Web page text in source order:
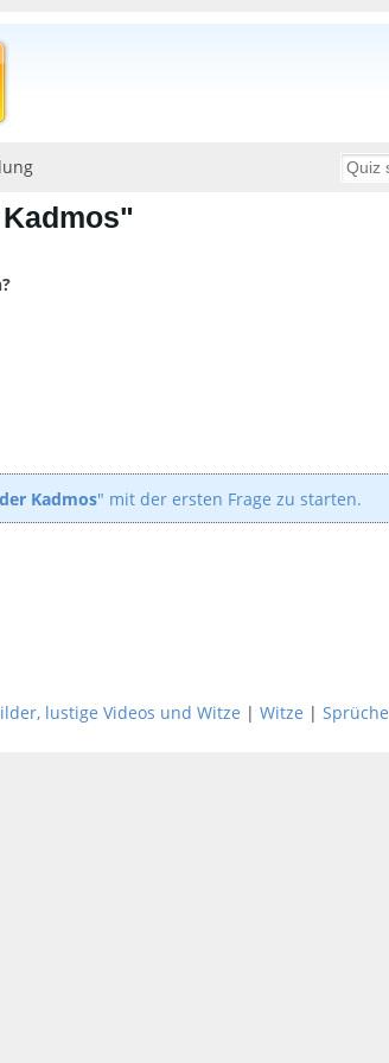
Kadmos" mit der ersten Frage zu starten.
lustige Videos und Witze | Witze | Sprüche